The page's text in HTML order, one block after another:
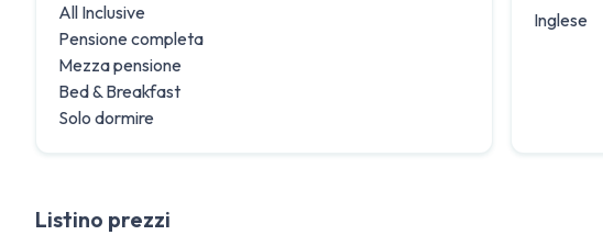
All Inclusive
Pensione completa
Mezza pensione
Bed & Breakfast
Solo dormire
Inglese
Listino prezzi